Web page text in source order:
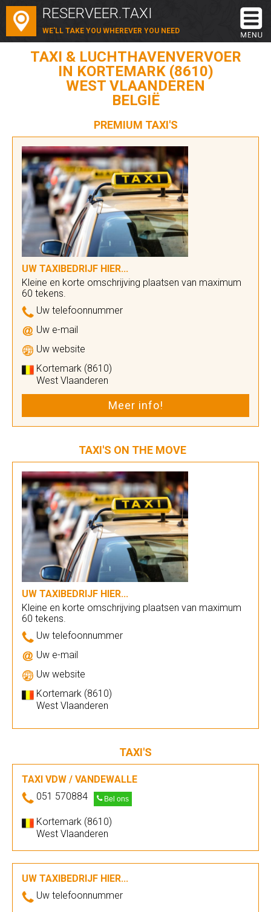
RESERVEER.TAXI
WE'LL TAKE YOU WHEREVER YOU NEED
TAXI & LUCHTHAVENVERVOER
IN KORTEMARK (8610)
WEST VLAANDEREN
BELGIË
PREMIUM TAXI'S
UW TAXIBEDRIJF HIER...
Kleine en korte omschrijving plaatsen van maximum
60 tekens.
Uw telefoonnummer
Uw e-mail
Uw website
Kortemark (8610)
West Vlaanderen
Meer info!
TAXI'S ON THE MOVE
UW TAXIBEDRIJF HIER...
Kleine en korte omschrijving plaatsen van maximum
60 tekens.
Uw telefoonnummer
Uw e-mail
Uw website
Kortemark (8610)
West Vlaanderen
TAXI'S
TAXI VDW / VANDEWALLE
051 570884
Bel ons
Kortemark (8610)
West Vlaanderen
UW TAXIBEDRIJF HIER...
Uw telefoonnummer